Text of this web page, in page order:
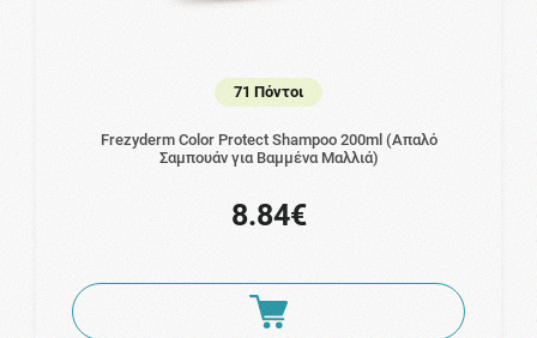
71 Πόντοι
Frezyderm Color Protect Shampoo 200ml (Απαλό
Σαμπουάν για Βαμμένα Μαλλιά)
8.84€